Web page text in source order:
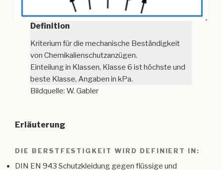
Definition
Kriterium für die mechanische Beständigkeit
von Chemikalienschutzanzügen.
Einteilung in Klassen, Klasse 6 ist höchste und
beste Klasse, Angaben in kPa.
Bildquelle: W. Gabler
Erläuterung
DIE BERSTFESTIGKEIT WIRD DEFINIERT IN:
DIN EN 943 Schutzkleidung gegen flüssige und